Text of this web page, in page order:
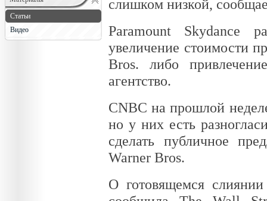
Статьи
Видео
слишком низкой,
Paramount Skydance
увеличение стоимости
Bros. либо
агентство.
CNBC на прошлой
но у них есть
сделать публичное
Warner Bros.
О готовящемся